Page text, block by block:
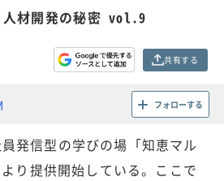
人材開発の秘密 vol.9
共有する
フォローする
発信型の学びの場「知恵マル
り提供開始している。ここで